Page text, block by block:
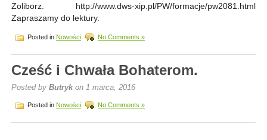
Żoliborz. http://www.dws-xip.pl/PW/formacje/pw2081.html
Zapraszamy do lektury.
Posted in Nowości No Comments »
Cześć i Chwała Bohaterom.
Posted by Butrykon 1 marca, 2016
Posted in Nowości No Comments »